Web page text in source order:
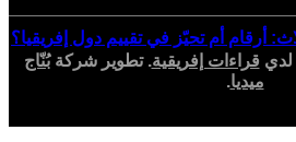
أرقام أم تحيّز في تقييم دول إفريقيا؟
قراءات إفريقية. تطوير شركةبُنّاج
ميديا.